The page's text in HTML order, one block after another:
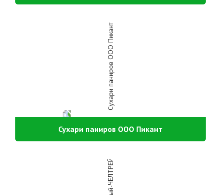
Сухари паниров ООО Пикант